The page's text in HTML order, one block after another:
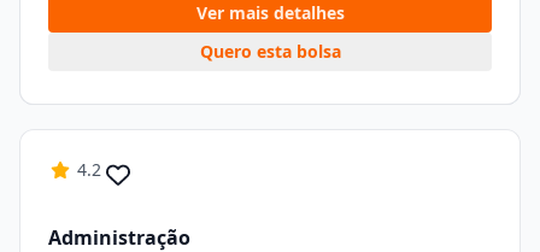
Ver mais detalhes
Quero esta bolsa
4.2
Administração